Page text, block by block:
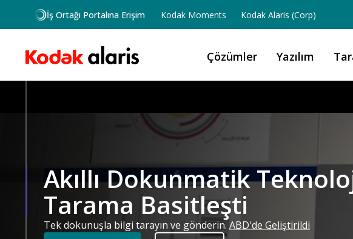
Ana içeriğe atla
İş Ortağı Portalına Erişim Kodak Moments Kodak Alaris (Corp)
Çözümler Yazılım
Akıllı Dokunmatik
Tarama Basitleşti
Tek dokunuşla bilgi tarayın ve gönderin.ABD'de Geliştirildi